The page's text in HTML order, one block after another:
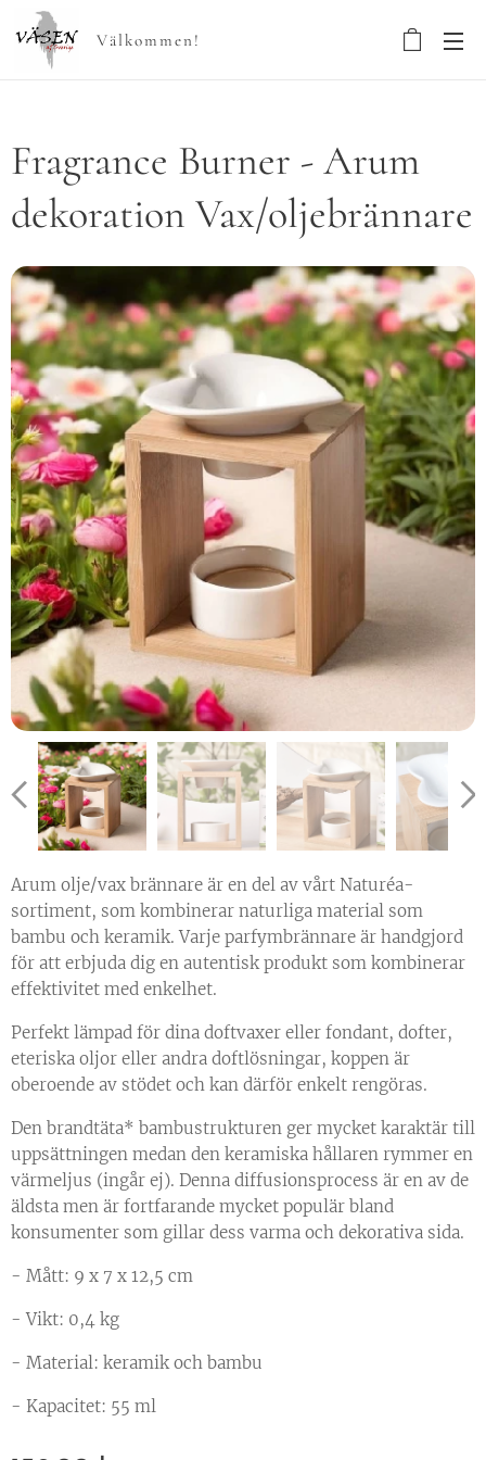
Välkommen!
Fragrance Burner - Arum
dekoration Vax/oljebrännare
Arum olje/vax brännare är en del av vårt Naturéa-
sortiment, som kombinerar naturliga material som
bambu och keramik. Varje parfymbrännare är handgjord
för att erbjuda dig en autentisk produkt som kombinerar
effektivitet med enkelhet.
Perfekt lämpad för dina doftvaxer eller fondant, dofter,
eteriska oljor eller andra doftlösningar, koppen är
oberoende av stödet och kan därför enkelt rengöras.
Den brandtäta* bambustrukturen ger mycket karaktär till
uppsättningen medan den keramiska hållaren rymmer en
värmeljus (ingår ej). Denna diffusionsprocess är en av de
äldsta men är fortfarande mycket populär bland
konsumenter som gillar dess varma och dekorativa sida.
- Mått: 9 x 7 x 12,5 cm
- Vikt: 0,4 kg
- Material: keramik och bambu
- Kapacitet: 55 ml